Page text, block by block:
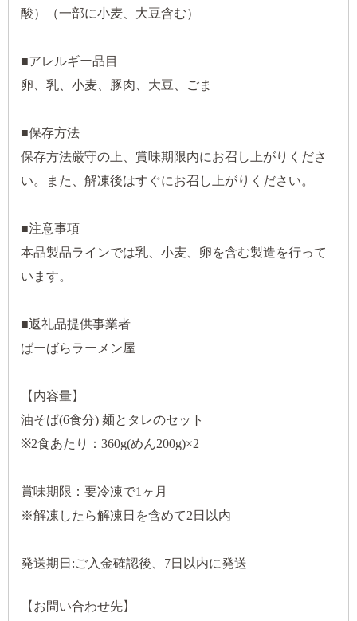
酸）（一部に小麦、大豆含む）
■アレルギー品目
卵、乳、小麦、豚肉、大豆、ごま
■保存方法
保存方法厳守の上、賞味期限内にお召し上がりくださ
い。また、解凍後はすぐにお召し上がりください。
■注意事項
本品製品ラインでは乳、小麦、卵を含む製造を行って
います。
■返礼品提供事業者
ばーばらラーメン屋
【内容量】
油そば(6食分) 麺とタレのセット
※2食あたり：360g(めん200g)×2
賞味期限：要冷凍で1ヶ月
※解凍したら解凍日を含めて2日以内
発送期日:ご入金確認後、7日以内に発送
【お問い合わせ先】